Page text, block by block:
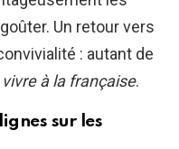
Un retour vers
: autant de
vivre à la française.
sur les